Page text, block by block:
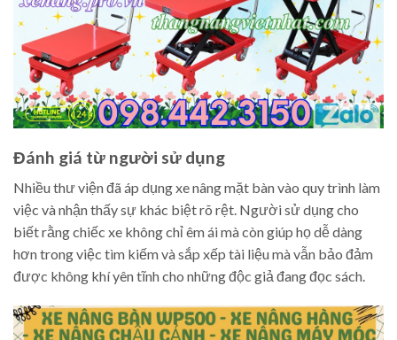
Đánh giá từ người sử dụng
Nhiều thư viện đã áp dụng xe nâng mặt bàn vào quy trình làm
việc và nhận thấy sự khác biệt rõ rệt. Người sử dụng cho
biết rằng chiếc xe không chỉ êm ái mà còn giúp họ dễ dàng
hơn trong việc tìm kiếm và sắp xếp tài liệu mà vẫn bảo đảm
được không khí yên tĩnh cho những độc giả đang đọc sách.